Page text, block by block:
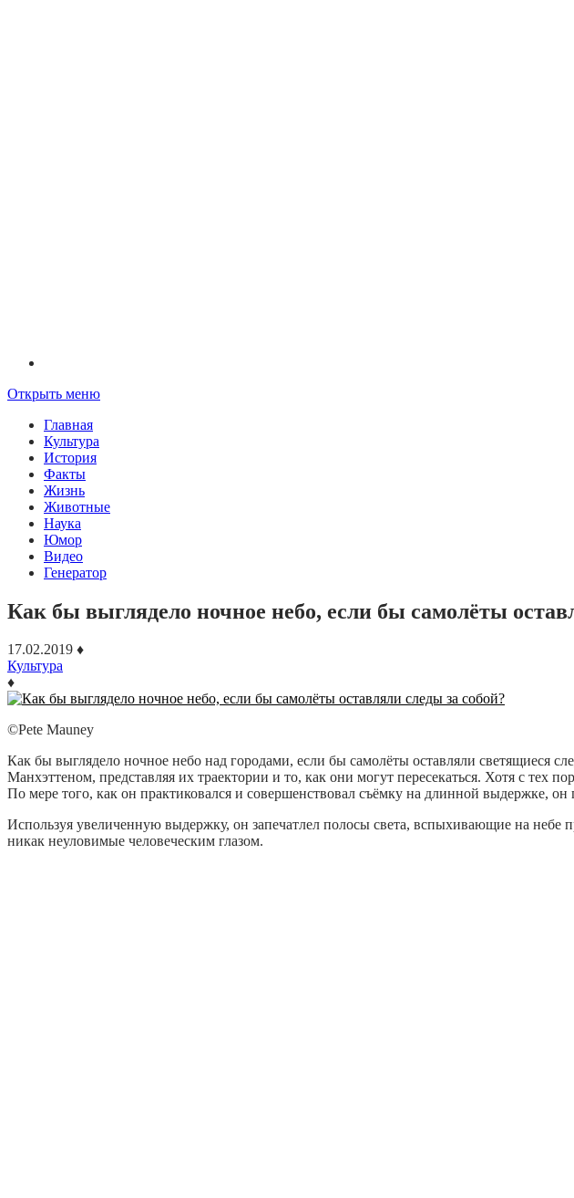
Открыть меню
Главная
Культура
История
Факты
Жизнь
Животные
Наука
Юмор
Видео
Генератор
Как бы выглядело ночное небо, если бы самолёты
17.02.2019 ♦
Культура
♦
©Pete Mauney
Как бы выглядело ночное небо над городами, если бы самолёты оставляли светящиеся
Манхэттеном, представляя их траектории и то, как они могут пересекаться. Хотя с
По мере того, как он практиковался и совершенствовал съёмку на длинной выдержке,
Используя увеличенную выдержку, он запечатлел полосы света, вспыхивающие на небе
никак неуловимые человеческим глазом.